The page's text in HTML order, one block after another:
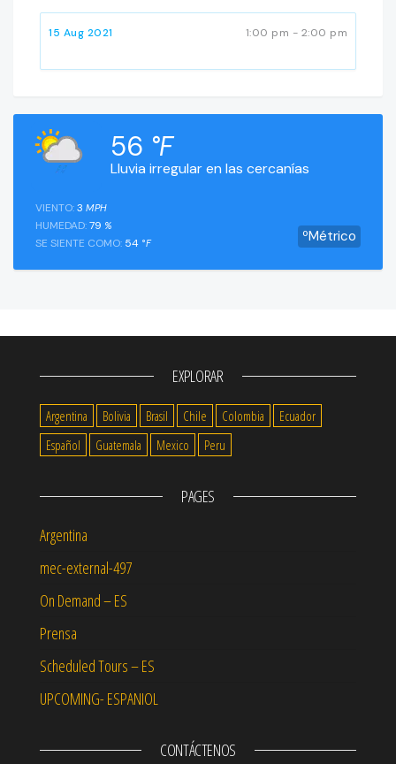
15 Aug 2021 1:00 pm - 2:00 pm
Lluvia irregular en las cercanías
56 °F
ºMétrico
VIENTO:3 MPH
HUMEDAD:79 %
SE SIENTE COMO: 54 °F
EXPLORAR
Argentina Bolivia Brasil Chile Colombia
Ecuador
Español
Guatemala Mexico Peru
PAGES
Argentina
mec-external-497
On Demand – ES
Prensa
Scheduled Tours – ES
UPCOMING- ESPANIOL
CONTÁCTENOS